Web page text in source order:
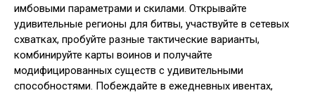
имбовыми параметрами и скилами. Открывайте
удивительные регионы для битвы, участвуйте в сетевых
схватках, пробуйте разные тактические варианты,
комбинируйте карты воинов и получайте
модифицированных существ с удивительными
способностями. Побеждайте в ежедневных ивентах,